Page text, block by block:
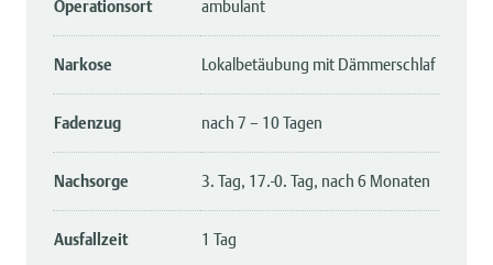
Operationsort ambulant
Narkose Lokalbetäubung mit Dämmerschlaf
Fadenzug nach 7 – 10 Tagen
Nachsorge 3. Tag, 17.-0. Tag, nach 6 Monaten
Ausfallzeit 1 Tag